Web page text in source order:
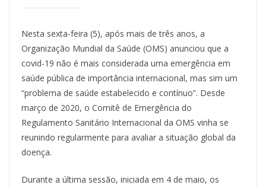
Nesta sexta-feira (5), após mais de três anos, a
Organização Mundial da Saúde (OMS) anunciou que a
covid-19 não é mais considerada uma emergência em
saúde pública de importância internacional, mas sim um
“problema de saúde estabelecido e contínuo”. Desde
março de 2020, o Comitê de Emergência do
Regulamento Sanitário Internacional da OMS vinha se
reunindo regularmente para avaliar a situação global da
doença.
Durante a última sessão, iniciada em 4 de maio, os